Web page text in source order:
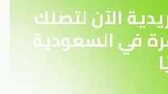
الآن لتصلك
في السعودية